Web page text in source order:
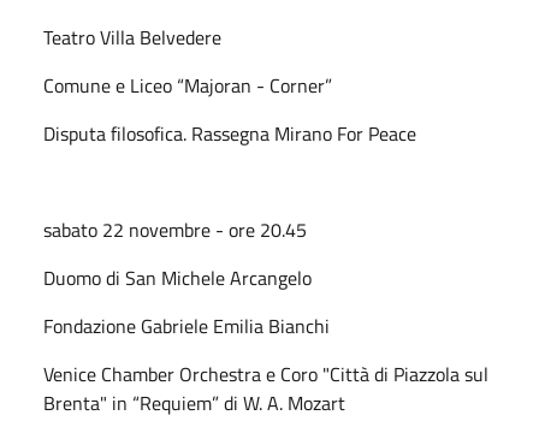
Teatro Villa Belvedere
Comune e Liceo “Majoran - Corner”
Disputa filosofica. Rassegna Mirano For Peace
sabato 22 novembre - ore 20.45
Duomo di San Michele Arcangelo
Fondazione Gabriele Emilia Bianchi
Venice Chamber Orchestra e Coro "Città di Piazzola sul
Brenta" in “Requiem” di W. A. Mozart